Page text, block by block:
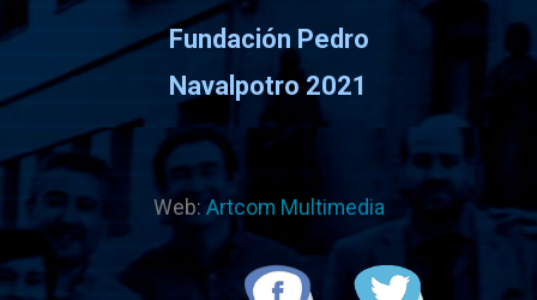
Fundación Pedro
Navalpotro 2021
Web: Artcom Multimedia